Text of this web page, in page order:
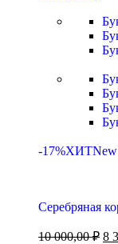
-17%ХИТNew
Серебряная
10 000,00₽ 8